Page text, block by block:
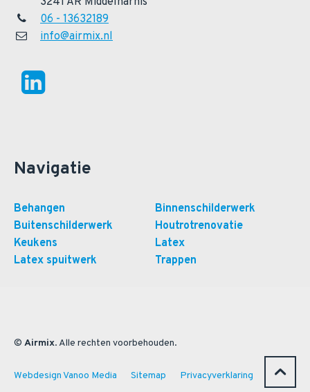
06 - 13632189
info@airmix.nl
Navigatie
Behangen
Binnenschilderwerk
Buitenschilderwerk
Houtrotrenovatie
Keukens
Latex
Latex spuitwerk
Trappen
© Airmix. Alle rechten voorbehouden.
Webdesign Vanoo Media Sitemap Privacyverklaring